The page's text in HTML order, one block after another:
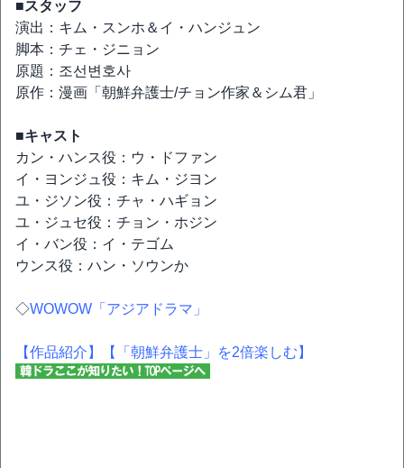
■スタッフ
演出：キム・スンホ＆イ・ハンジュン
脚本：チェ・ジニョン
原題：조선변호사
原作：漫画「朝鮮弁護士/チョン作家＆シム君」
■キャスト
カン・ハンス役：ウ・ドファン
イ・ヨンジュ役：キム・ジヨン
ユ・ジソン役：チャ・ハギョン
ユ・ジュセ役：チョン・ホジン
イ・バン役：イ・テゴム
ウンス役：ハン・ソウンか
◇WOWOW「アジアドラマ」
【作品紹介】 【「朝鮮弁護士」を2倍楽しむ】